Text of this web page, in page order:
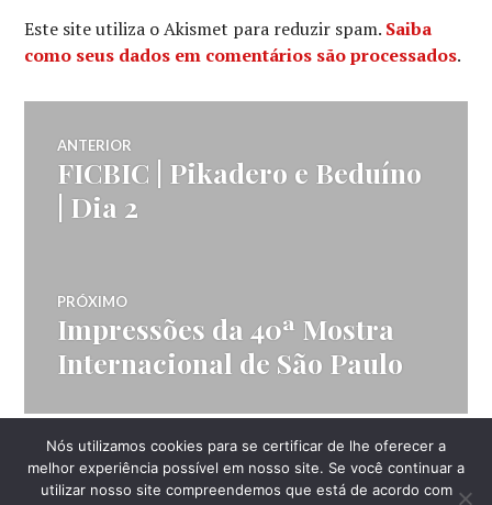
Este site utiliza o Akismet para reduzir spam. Saiba
como seus dados em comentários são processados.
Navegação
de
ANTERIOR
Post
anterior:
FICBIC | Pikadero e Beduíno
| Dia 2
PRÓXIMO
Próximo
post:
Impressões da 40ª Mostra
Internacional de São Paulo
LATERAL
Nós utilizamos cookies para se certificar de lhe oferecer a
melhor experiência possível em nosso site. Se você continuar a
utilizar nosso site compreendemos que está de acordo com